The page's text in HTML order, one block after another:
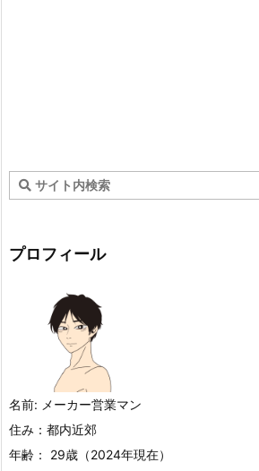
プロフィール
名前: メーカー営業マン
住み：都内近郊
年齢： 29歳（2024年現在）